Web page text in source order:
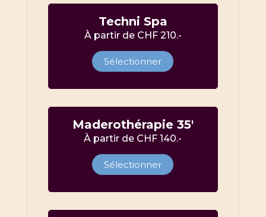
Techni Spa
À partir de CHF 210.-
Sélectionner
Maderothérapie 35′
À partir de CHF 140.-
Sélectionner